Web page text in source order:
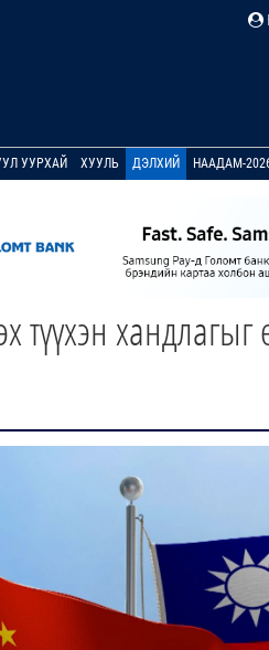
УУРХАЙ ХУУЛЬ ДЭЛХИЙ НААДАМ-
түүхэн